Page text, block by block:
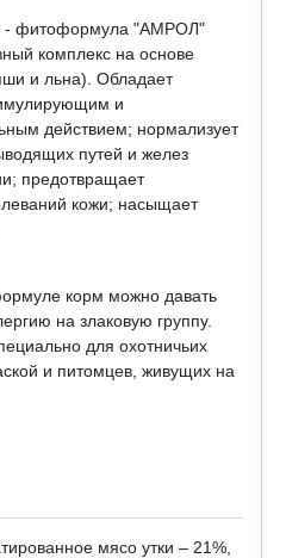
- фитоформула "АМРОЛ"
комплекс на основе
и льна). Обладает
и
действием; нормализует
путей и желез
предотвращает
кожи; насыщает
корм можно давать
на злаковую группу.
для охотничьих
и питомцев, живущих на
мясо утки – 21%,